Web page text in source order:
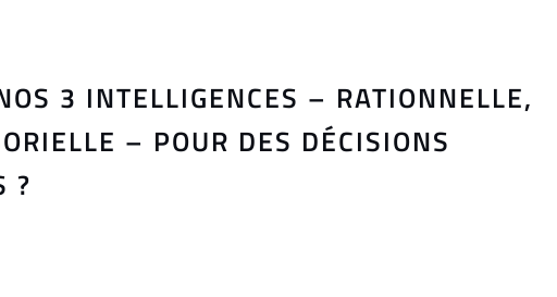
3 INTELLIGENCES – RATIONNELLE,
– POUR DES DÉCISIONS
?